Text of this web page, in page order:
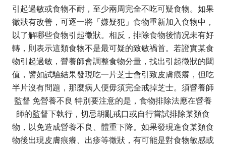
引起過敏或食物不耐，至少兩周完全不吃可疑食物。如果
徵狀有改善，可逐一將「嫌疑犯」食物重新加入食物中，
以了解哪些食物引起徵狀。相反，排除食物後情况未有好
轉，則表示這類食物不是最可疑的致敏禍首。若證實某食
物引起過敏，營養師會調整食物分量，找出引起徵狀的閾
值，譬如試驗結果發現吃一片芝士會引致皮膚痕癢，但吃
半片沒有問題，那麼病人便毋須完全戒掉芝士。須營養師
監督 免營養不良 特別要注意的是，食物排除法應在營養
師的監督下執行，切忌胡亂戒口或自行嘗試排除某類食
物，以免造成營養不良、體重下降。如果發現進食某類食
物後出現皮膚痕癢、出疹等徵狀，有可能是對食物敏感或